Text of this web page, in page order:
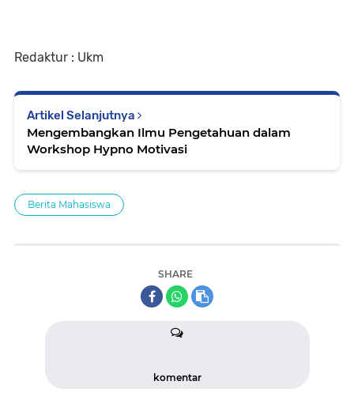
Redaktur : Ukm
Artikel Selanjutnya
Mengembangkan Ilmu Pengetahuan dalam
Workshop Hypno Motivasi
Berita Mahasiswa
SHARE
komentar